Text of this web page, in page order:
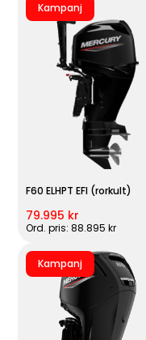
Kampanj
F60 ELHPT EFI (rorkult)
79.995 kr
Ord. pris: 88.895 kr
Kampanj